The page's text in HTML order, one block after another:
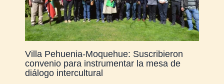
Villa Pehuenia-Moquehue: Suscribieron
convenio para instrumentar la mesa de
diálogo intercultural